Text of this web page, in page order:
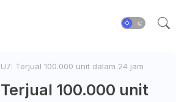
Terjual 100.000 unit dalam 24 jam
100.000 unit